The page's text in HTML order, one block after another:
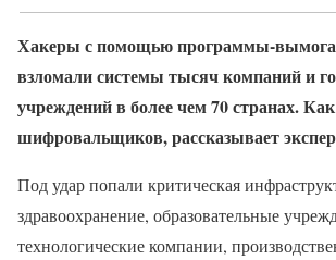
Хакеры с помощью программы-
взломали системы тысяч компаний и
учреждений в более чем 70 странах.
шифровальщиков, рассказывает
Под удар попали критическая
здравоохранение, образовательные
технологические компании,